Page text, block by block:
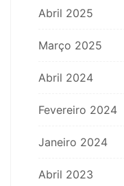
Abril 2025
Março 2025
Abril 2024
Fevereiro 2024
Janeiro 2024
Abril 2023